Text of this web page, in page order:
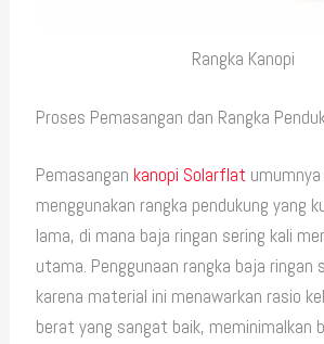
Rangka Kanopi
Proses Pemasangan dan Rangka
Pemasangankanopi Solarflat
menggunakan rangka pendukung yang
lama, di mana baja ringan sering kali
utama. Penggunaan rangka baja ringan
karena material ini menawarkan rasio
berat yang sangat baik, meminimalkan